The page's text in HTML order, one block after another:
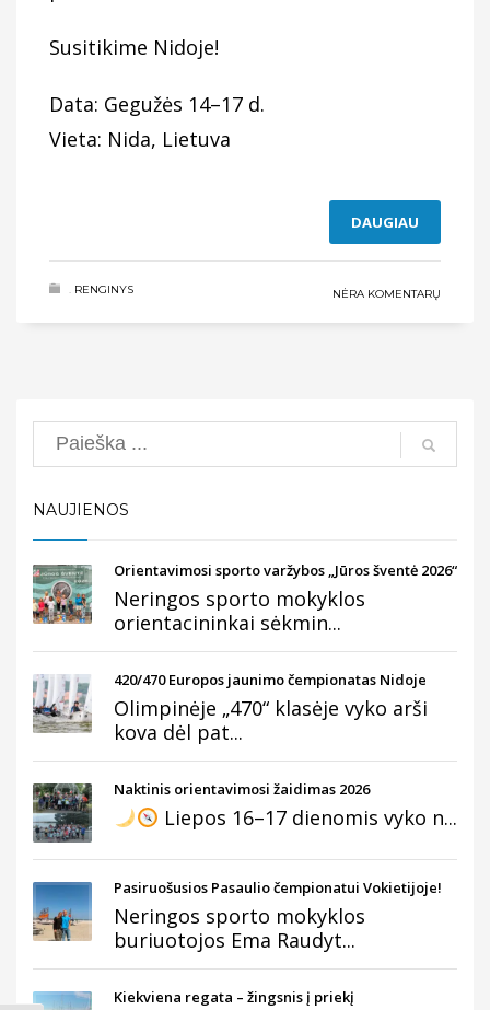
Susitikime Nidoje!
Data: Gegužės 14–17 d.
Vieta: Nida, Lietuva
DAUGIAU
. RENGINYS NĖRA KOMENTARŲ
Search
NAUJIENOS
Orientavimosi sporto varžybos „Jūros šventė 2026“
Neringos sporto mokyklos
orientacininkai sėkmin...
420/470 Europos jaunimo čempionatas Nidoje
Olimpinėje „470“ klasėje vyko arši
kova dėl pat...
Naktinis orientavimosi žaidimas 2026
Liepos 16–17 dienomis vyko n...
Pasiruošusios Pasaulio čempionatui Vokietijoje!
Neringos sporto mokyklos
buriuotojos Ema Raudyt...
Kiekviena regata – žingsnis į priekį